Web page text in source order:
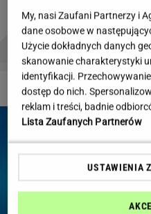
Autorzy:
BECZEK
PROBLEMY POLSKICH SIATKARZY
My, nasi Zaufani Partnerzy i
dane osobowe w
Użycie dokładnych danych
skanowanie charakterystyki
identyfikacji.
dostęp do nich.
reklam i treści, badnie
Lista Zaufanych Partnerów
USTAWIENIA